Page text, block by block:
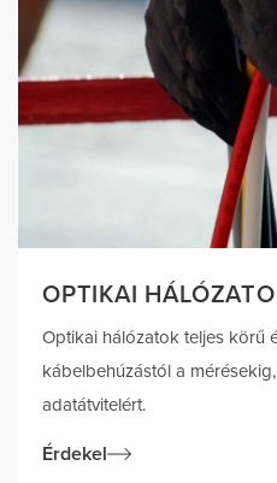
OPTIKAI
Optikai hálózatok teljes körű
kábelbehúzástól a
adatátvitelért.
Érdekel